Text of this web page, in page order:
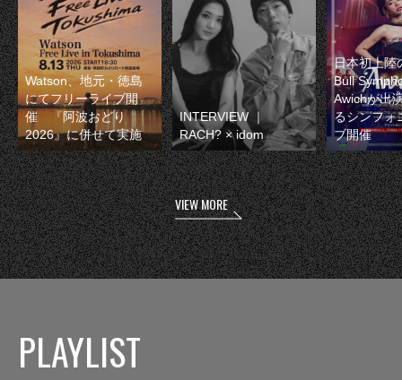
Watson、地元・徳島
にてフリーライブ開
催 『阿波おどり
2026』に併せて実施
INTERVIEW ｜
RACH? × idom
日本初上陸
Bull
Awichが出
るシンフォ
ブ開催
VIEW MORE
PLAYLIST